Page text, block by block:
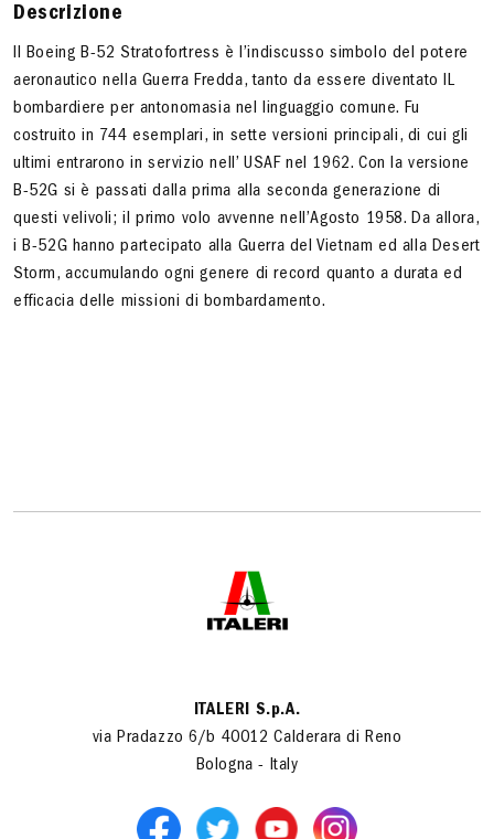
Descrizione
Il Boeing B-52 Stratofortress è l’indiscusso simbolo del potere
aeronautico nella Guerra Fredda, tanto da essere diventato IL
bombardiere per antonomasia nel linguaggio comune. Fu
costruito in 744 esemplari, in sette versioni principali, di cui gli
ultimi entrarono in servizio nell’ USAF nel 1962. Con la versione
B-52G si è passati dalla prima alla seconda generazione di
questi velivoli; il primo volo avvenne nell’Agosto 1958. Da allora,
i B-52G hanno partecipato alla Guerra del Vietnam ed alla Desert
Storm, accumulando ogni genere di record quanto a durata ed
efficacia delle missioni di bombardamento.
ITALERI S.p.A.
via Pradazzo 6/b 40012 Calderara di Reno
Bologna - Italy